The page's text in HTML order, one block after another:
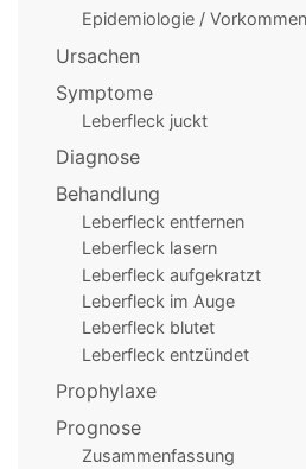
Epidemiologie /
Ursachen
Symptome
Leberfleck juckt
Diagnose
Behandlung
Leberfleck entfernen
Leberfleck lasern
Leberfleck aufgekratzt
Leberfleck im Auge
Leberfleck blutet
Leberfleck entzündet
Prophylaxe
Prognose
Zusammenfassung